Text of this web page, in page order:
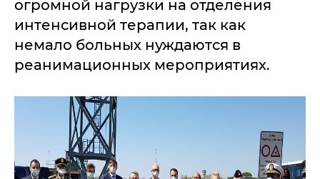
огромной нагрузки на отделения
интенсивной терапии, так как
немало больных нуждаются в
реанимационных мероприятиях.